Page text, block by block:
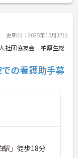
更新日：2025年10月17日
社団協友会 柏厚生総
での看護助手募
駅」徒歩18分